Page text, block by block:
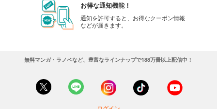
お得な通知機能！
通知を許可すると、お得なクーポン情報
などが届きます。
無料マンガ・ラノベなど、豊富なラインナップで188万冊以上配信中！